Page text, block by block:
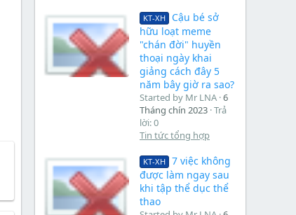
KT-XH
Cậu bé sở
hữu loạt meme
"chán đời" huyền
thoại ngày khai
giảng cách đây 5
năm bây giờ ra sao?
Started by Mr LNA 6
Tháng chín 2023 Trả
lời: 0
Tin tức tổng hợp
KT-XH
7 việc không
được làm ngay sau
khi tập thể dục thể
thao